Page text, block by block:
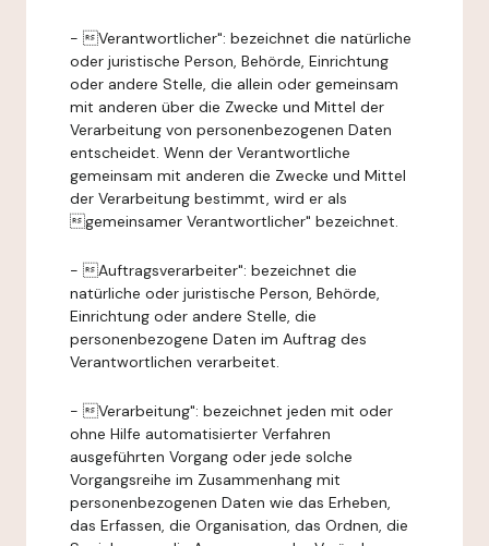
- Verantwortlicher": bezeichnet die natürliche
oder juristische Person, Behörde, Einrichtung
oder andere Stelle, die allein oder gemeinsam
mit anderen über die Zwecke und Mittel der
Verarbeitung von personenbezogenen Daten
entscheidet. Wenn der Verantwortliche
gemeinsam mit anderen die Zwecke und Mittel
der Verarbeitung bestimmt, wird er als
gemeinsamer Verantwortlicher" bezeichnet.
- Auftragsverarbeiter": bezeichnet die
natürliche oder juristische Person, Behörde,
Einrichtung oder andere Stelle, die
personenbezogene Daten im Auftrag des
Verantwortlichen verarbeitet.
- Verarbeitung": bezeichnet jeden mit oder
ohne Hilfe automatisierter Verfahren
ausgeführten Vorgang oder jede solche
Vorgangsreihe im Zusammenhang mit
personenbezogenen Daten wie das Erheben,
das Erfassen, die Organisation, das Ordnen, die